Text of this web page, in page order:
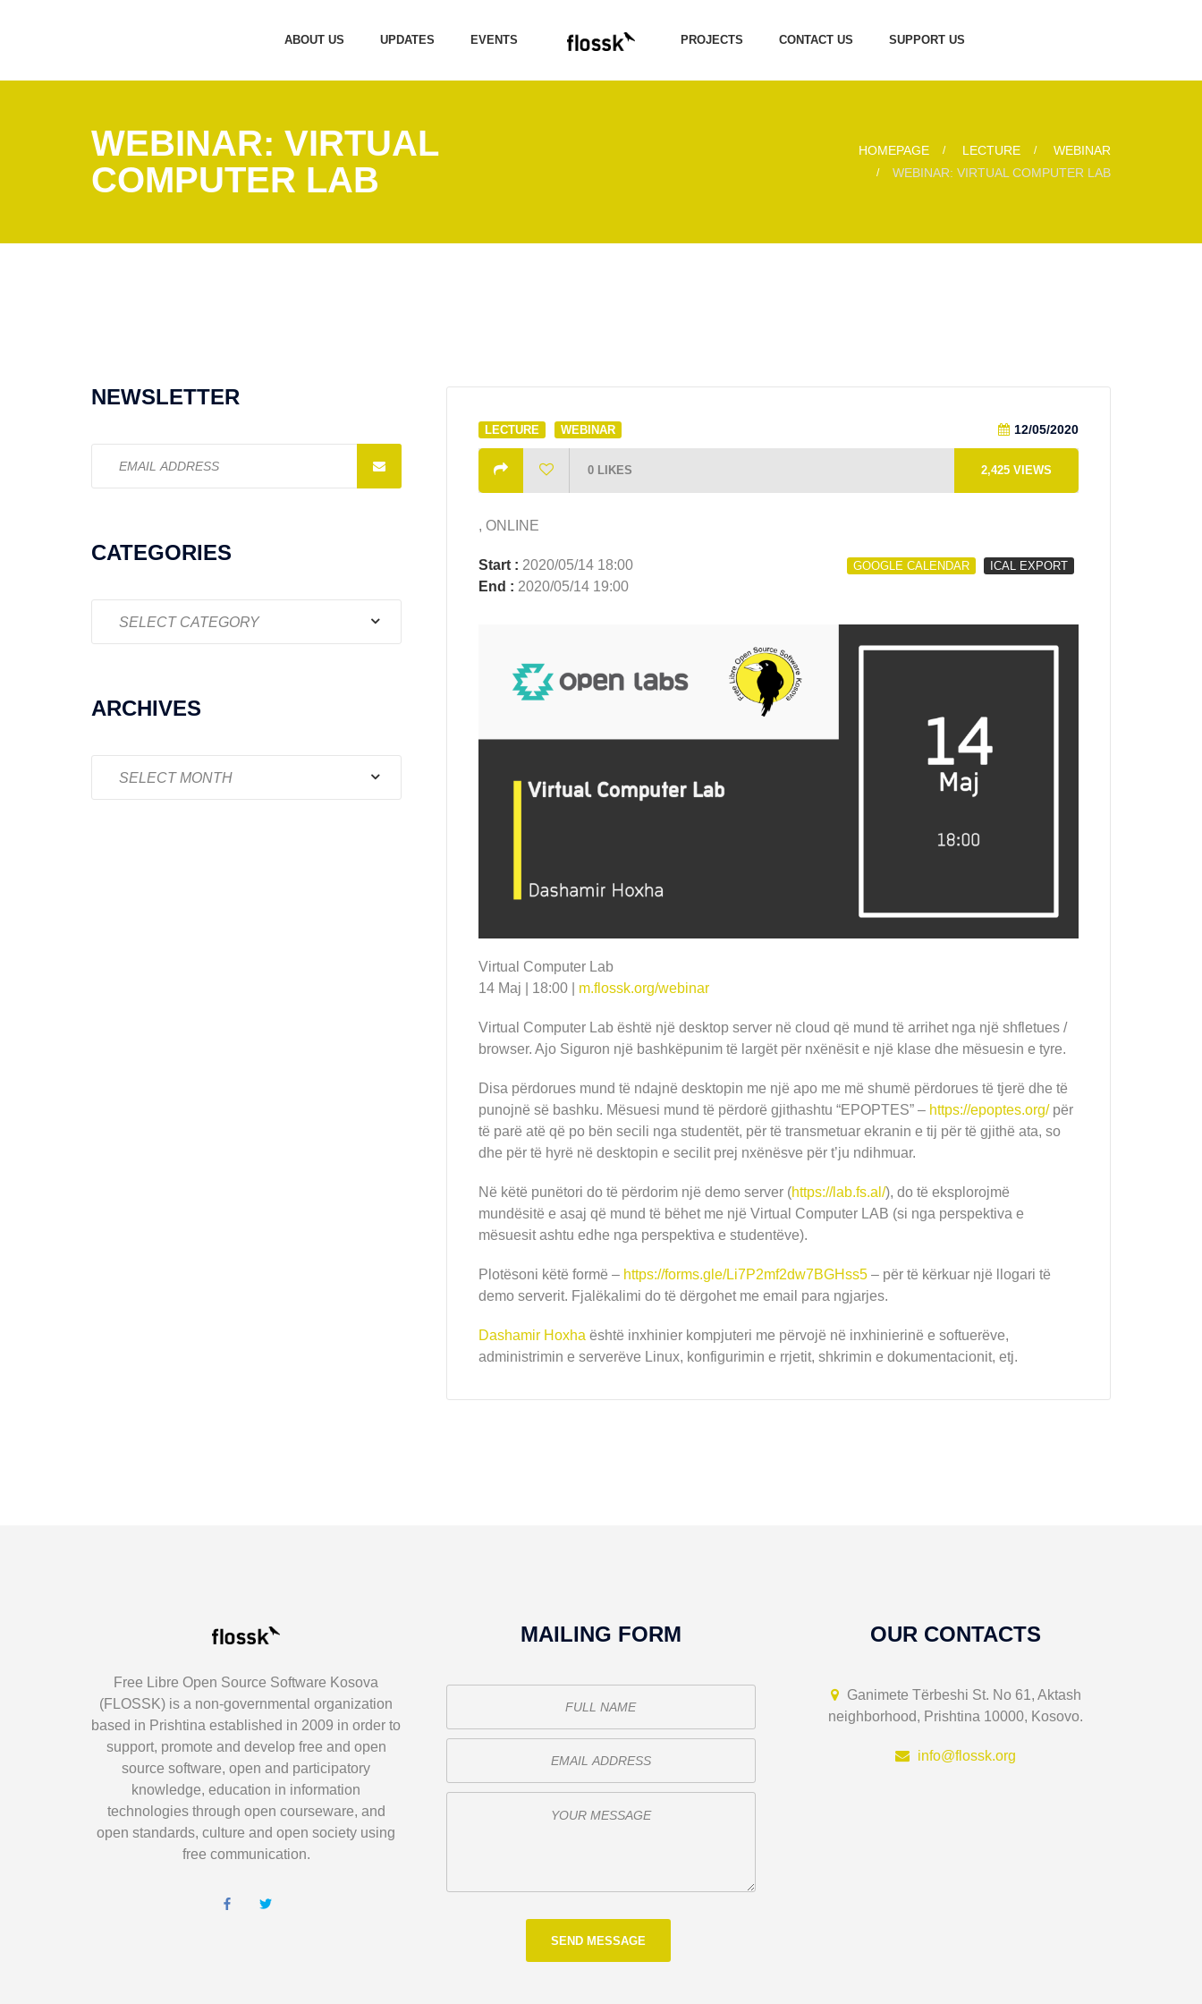
ABOUT US UPDATES EVENTS PROJECTS CONTACT US SUPPORT US
WEBINAR: VIRTUAL
COMPUTER LAB
HOMEPAGE LECTURE
WEBINAR
WEBINAR: VIRTUAL COMPUTER LAB
LECTURE WEBINAR 12/05/2020
0 LIKES 2,425 VIEWS
, ONLINE
GOOGLE CALENDAR ICAL EXPORT
Start : 2020/05/14 18:00
End : 2020/05/14 19:00
Virtual Computer Lab
14 Maj | 18:00 | m.flossk.org/webinar
Virtual Computer Lab është një desktop server në cloud që mund të arrihet nga një shfletues /
browser. Ajo Siguron një bashkëpunim të largët për nxënësit e një klase dhe mësuesin e tyre.
Disa përdorues mund të ndajnë desktopin me një apo me më shumë përdorues të tjerë dhe të
punojnë së bashku. Mësuesi mund të përdorë gjithashtu “EPOPTES” – https://epoptes.org/për
të parë atë që po bën secili nga studentët, për të transmetuar ekranin e tij për të gjithë ata, so
dhe për të hyrë në desktopin e secilit prej nxënësve për t’ju ndihmuar.
Në këtë punëtori do të përdorim një demo server (https://lab.fs.al/), do të eksplorojmë
mundësitë e asaj që mund të bëhet me një Virtual Computer LAB (si nga perspektiva e
mësuesit ashtu edhe nga perspektiva e studentëve).
Plotësoni këtë formë – https://forms.gle/Li7P2mf2dw7BGHss5– për të kërkuar një llogari të
demo serverit. Fjalëkalimi do të dërgohet me email para ngjarjes.
Dashamir Hoxha është inxhinier kompjuteri me përvojë në inxhinierinë e softuerëve,
administrimin e serverëve Linux, konfigurimin e rrjetit, shkrimin e dokumentacionit, etj.
NEWSLETTER
address:
CATEGORIES
ARCHIVES
Free Libre Open Source Software Kosova
(FLOSSK) is a non-governmental organization
based in Prishtina established in 2009 in order to
support, promote and develop free and open
source software, open and participatory
knowledge, education in information
technologies through open courseware, and
open standards, culture and open society using
free communication.
MAILING FORM OUR CONTACTS
Ganimete Tërbeshi St. No 61, Aktash
neighborhood, Prishtina 10000, Kosovo.
info@flossk.org